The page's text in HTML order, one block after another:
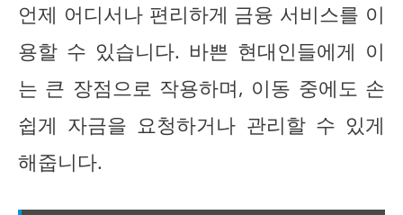
언제 어디서나 편리하게 금융 서비스를 이
용할 수 있습니다. 바쁜 현대인들에게 이
는 큰 장점으로 작용하며, 이동 중에도 손
쉽게 자금을 요청하거나 관리할 수 있게
해줍니다.